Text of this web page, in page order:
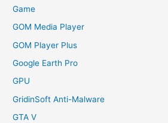
Game
GOM Media Player
GOM Player Plus
Google Earth Pro
GPU
GridinSoft Anti-Malware
GTA V